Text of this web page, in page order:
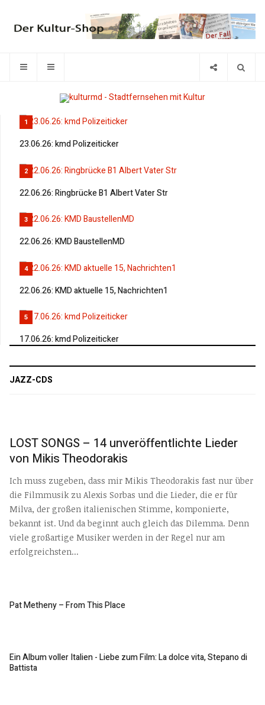
1
23.06.26: kmd Polizeiticker
2
22.06.26: Ringbrücke B1 Albert Vater Str
3
22.06.26: KMD BaustellenMD
4
22.06.26: KMD aktuelle 15, Nachrichten1
5
17.06.26: kmd Polizeiticker
JAZZ-CDS
LOST SONGS – 14 unveröffentlichte Lieder
von Mikis Theodorakis
Ich muss zugeben, dass mir Mikis Theodorakis fast nur über
die Filmmusik zu Alexis Sorbas und die Lieder, die er für
Milva, der großen italienischen Stimme, komponierte,
bekannt ist. Und da beginnt auch gleich das Dilemma. Denn
viele großartige Musiker werden in der Regel nur am
erfolgreichsten...
Pat Metheny – From This Place
Ein Album voller Italien - Liebe zum Film: La dolce vita, Stepano di
Battista